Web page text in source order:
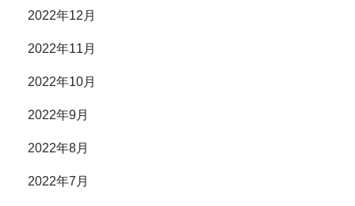
2022年12月
2022年11月
2022年10月
2022年9月
2022年8月
2022年7月